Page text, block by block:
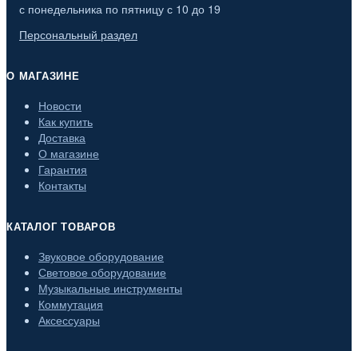
с понедельника по пятницу с 10 до 19
Персональный раздел
О МАГАЗИНЕ
Новости
Как купить
Доставка
О магазине
Гарантия
Контакты
КАТАЛОГ ТОВАРОВ
Звуковое оборудование
Световое оборудование
Музыкальные инструменты
Коммутация
Аксессуары